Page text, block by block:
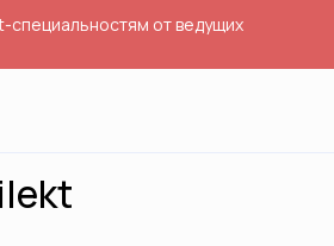
специальностям от ведущих